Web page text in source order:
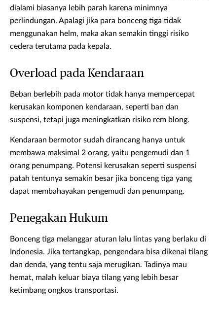
dialami biasanya lebih parah karena minimnya
perlindungan. Apalagi jika para bonceng tiga tidak
menggunakan helm, maka akan semakin tinggi risiko
cedera terutama pada kepala.
Overload pada Kendaraan
Beban berlebih pada motor tidak hanya mempercepat
kerusakan komponen kendaraan, seperti ban dan
suspensi, tetapi juga meningkatkan risiko rem blong.
Kendaraan bermotor sudah dirancang hanya untuk
membawa maksimal 2 orang, yaitu pengemudi dan 1
orang penumpang. Potensi kerusakan seperti suspensi
patah tentunya semakin besar jika bonceng tiga yang
dapat membahayakan pengemudi dan penumpang.
Penegakan Hukum
Bonceng tiga melanggar aturan lalu lintas yang berlaku di
Indonesia. Jika tertangkap, pengendara bisa dikenai tilang
dan denda, yang tentu saja merugikan. Tadinya mau
hemat, malah keluar biaya tilang yang lebih besar
ketimbang ongkos transportasi.